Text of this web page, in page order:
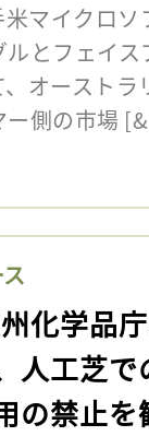
マイクロソ
とフェイ
、オースト
ー側の市場
州化学品
人工芝
の禁止を